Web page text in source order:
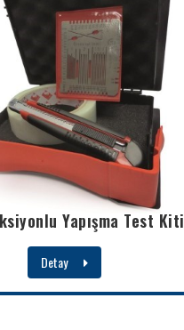
Yapışma Test Kiti
Detay